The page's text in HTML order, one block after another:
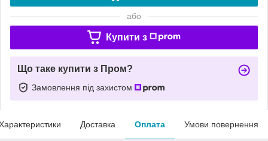
або
Купити з
Що таке купити з Пром?
Замовлення під захистом
Доставка Оплата Умови повернення